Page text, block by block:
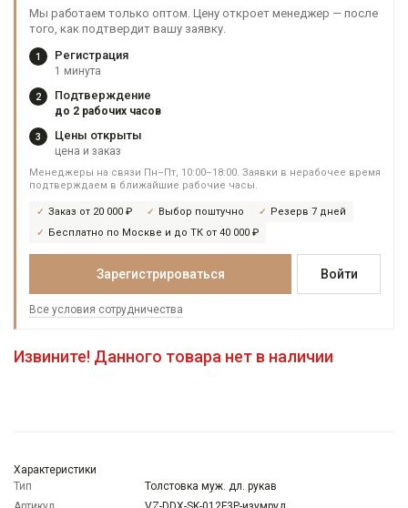
Мы работаем только оптом. Цену откроет менеджер — после
того, как подтвердит вашу заявку.
1 Регистрация
1 минута
2 Подтверждение
до 2 рабочих часов
3 Цены открыты
цена и заказ
Менеджеры на связи Пн–Пт, 10:00–18:00. Заявки в нерабочее время
подтверждаем в ближайшие рабочие часы.
Заказ от 20 000 ₽ Выбор поштучно
Резерв 7 дней
Бесплатно по Москве и до ТК от 40 000 ₽
Зарегистрироваться Войти
Все условия сотрудничества
Извините! Данного товара нет в наличии
Характеристики
Тип
Толстовка муж. дл. рукав